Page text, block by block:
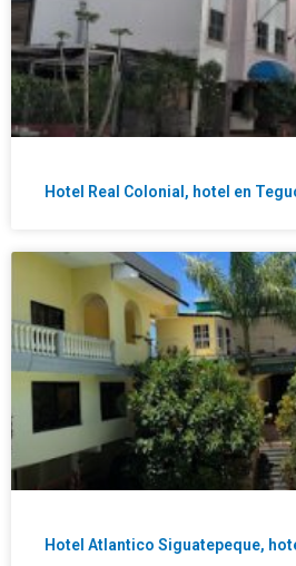
Hotel Real Colonial, hotel en
Hotel Atlantico Siguatepeque,